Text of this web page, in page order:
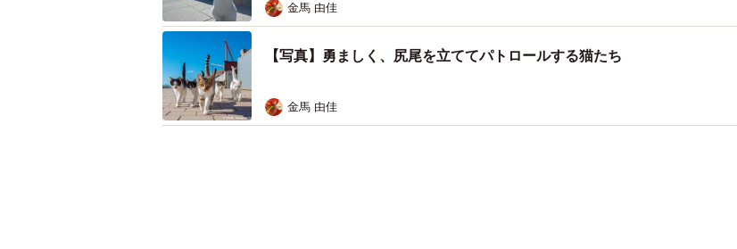
8月29日には、トークショーと写真の撮り方講座を実施。立ち猫との出会いや、写真家にな
った経緯などを披露する予定で、ぬいぐるみを使って写真の撮り方をレクチャーします
（13:00〜／15:00〜、イベント参加整理券は当日10時より配布）。
金馬 由佳
【写真】勇ましく、尻尾を立ててパトロールする猫たち
金馬 由佳